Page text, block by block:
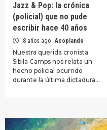
Jazz & Pop: la crónica
(policial) que no pude
escribir hace 40 años
8 años ago Acoplando
Nuestra querida cronista
Sibila Camps nos relata un
hecho policial ocurrido
durante la última dictadura…